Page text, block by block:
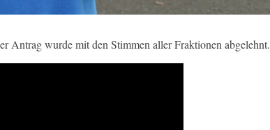
Antrag wurde mit den Stimmen aller Fraktionen abgelehnt.